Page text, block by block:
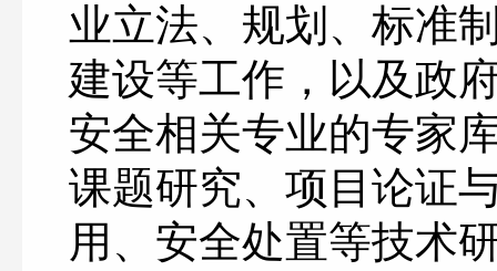
业立法、规划、标准
建设等工作，以及政
安全相关专业的专家
课题研究、项目论证
用、安全处置等技术